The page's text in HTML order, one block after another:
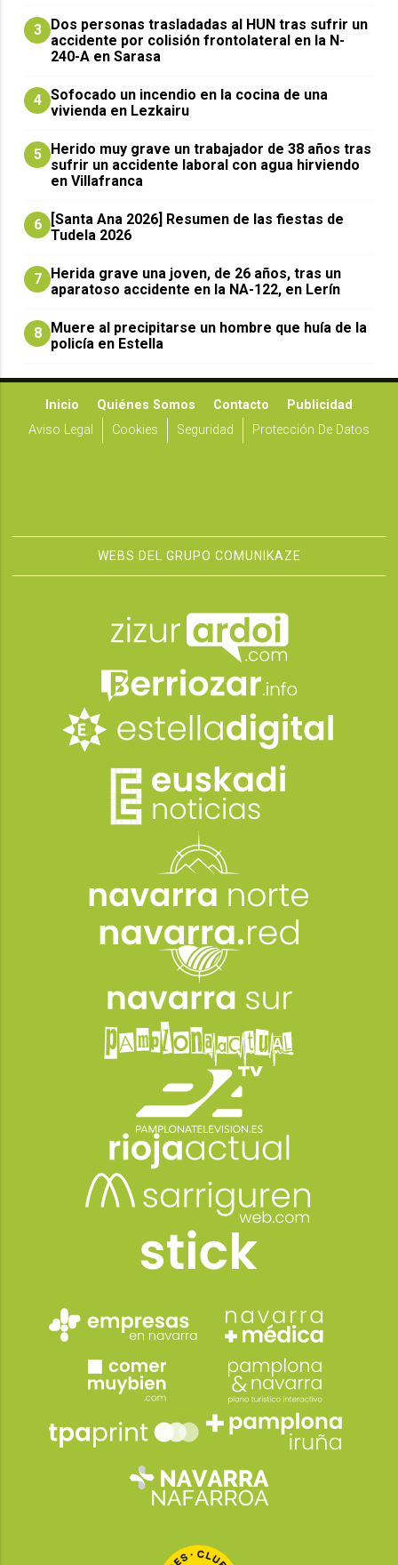
3
​Dos personas trasladadas al HUN tras sufrir un
accidente por colisión frontolateral en la N-
240-A en Sarasa
4 Sofocado un incendio en la cocina de una
vivienda en Lezkairu
5
Herido muy grave un trabajador de 38 años tras
sufrir un accidente laboral con agua hirviendo
en Villafranca
6
[Santa Ana 2026] Resumen de las fiestas de
Tudela 2026
7
Herida grave una joven, de 26 años, tras un
aparatoso accidente en la NA-122, en Lerín
8
Muere al precipitarse un hombre que huía de la
policía en Estella
Inicio Quiénes Somos Contacto
Publicidad
Aviso Legal
Cookies Seguridad Protección De Datos
WEBS DEL GRUPO COMUNIKAZE